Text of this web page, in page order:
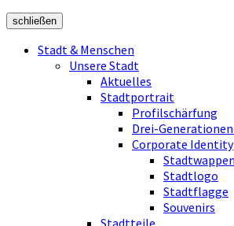
schließen
Stadt & Menschen
Unsere Stadt
Aktuelles
Stadtportrait
Profilschärfung
Drei-
Corporate Identity
Stadtwappen
Stadtlogo
Stadtflagge
Souvenirs
Stadtteile